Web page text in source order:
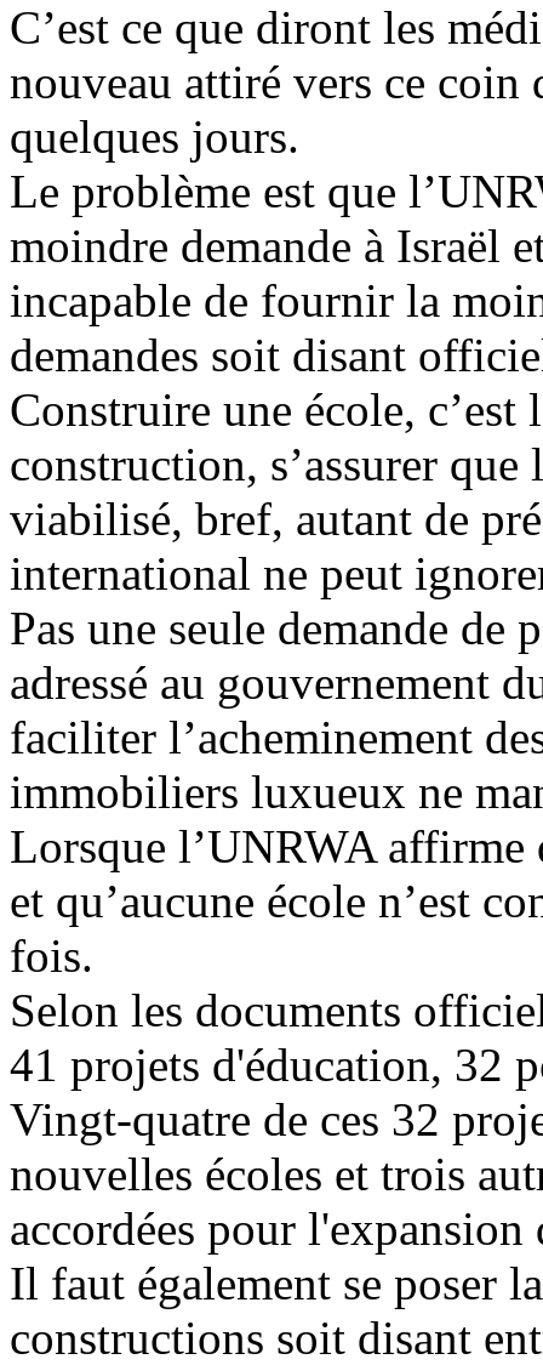
C’est ce que diront les
nouveau attiré vers ce coin
quelques jours.
Le problème est que
moindre demande à Israël
incapable de fournir la
demandes soit disant
Construire une école, c’est
construction, s’assurer
viabilisé, bref, autant de
international ne peut
Pas une seule demande de
adressé au gouvernement
faciliter l’acheminement
immobiliers luxueux ne
Lorsque l’UNRWA affirme
et qu’aucune école n’est
fois.
Selon les documents
41 projets d'éducation, 32
Vingt-quatre de ces 32
nouvelles écoles et trois
accordées pour l'expansion
Il faut également se poser
constructions soit disant